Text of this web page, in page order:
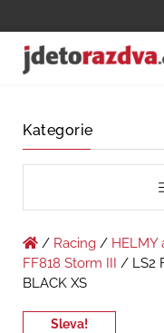
Kategorie
/ Racing / HELMY
FF818 Storm III
/ LS2
BLACK XS
Sleva!